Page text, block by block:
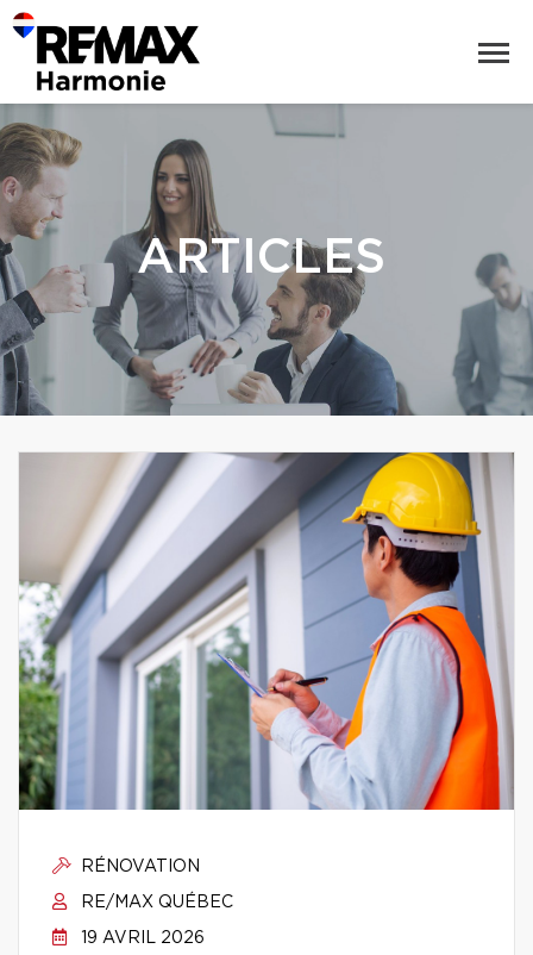
ARTICLES
RÉNOVATION
RE/MAX QUÉBEC
19 AVRIL 2026